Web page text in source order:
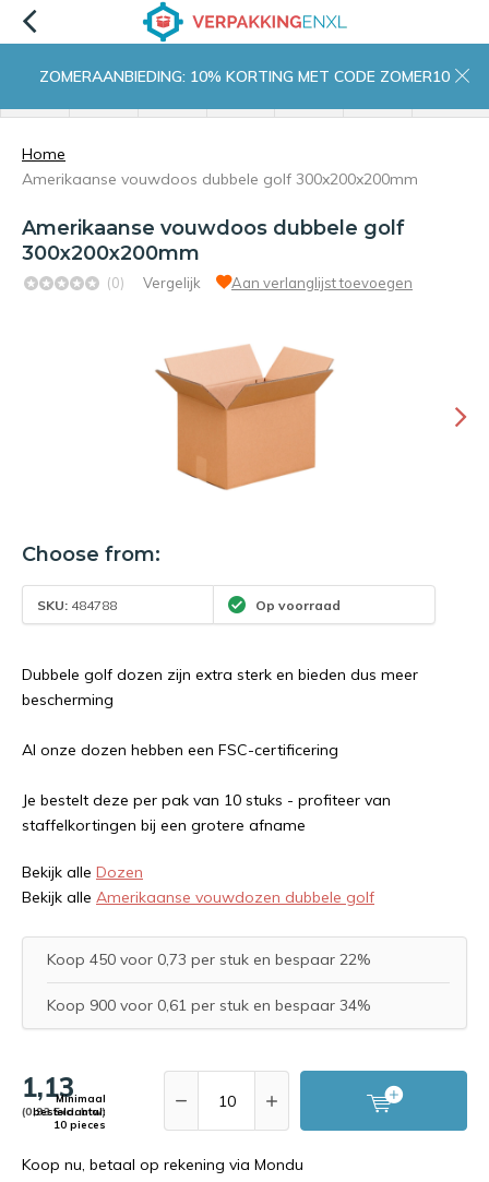
ZOMERAANBIEDING: 10% KORTING MET CODE ZOMER10
Home
Amerikaanse vouwdoos dubbele golf 300x200x200mm
Amerikaanse vouwdoos dubbele golf
300x200x200mm
(0) Vergelijk Aan verlanglijst toevoegen
Choose from:
SKU: 484788 Op voorraad
Dubbele golf dozen zijn extra sterk en bieden dus meer
bescherming
Al onze dozen hebben een FSC-certificering
Je bestelt deze per pak van 10 stuks - profiteer van
staffelkortingen bij een grotere afname
Bekijk alle Dozen
Bekijk alle Amerikaanse vouwdozen dubbele golf
Koop 450 voor 0,73 per stuk en bespaar 22%
Koop 900 voor 0,61 per stuk en bespaar 34%
1,13
(0,93 Excl. btw)
Minimaal
bestelaantal:
10 pieces
Koop nu, betaal op rekening via Mondu